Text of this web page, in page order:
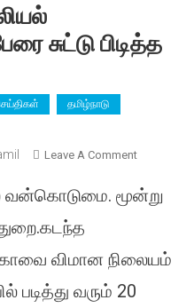
சுட்டு பிடித்த
தமிழ்நாடு
Leave A CommentOn
மாணவி
–
மூன்று
விமான நிலையம்
படித்து வரும் 20